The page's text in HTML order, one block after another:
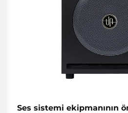
Ses sistemi ekipmanının